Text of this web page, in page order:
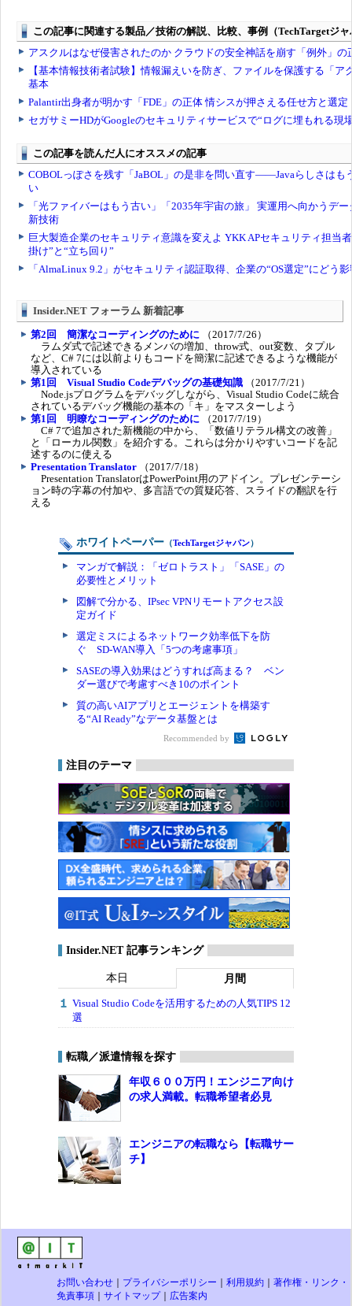
Insider.NET フォーラム 新着記事
第2回 簡潔なコーディングのために （2017/7/26）
ラムダ式で記述できるメンバの増加、throw式、out変数、タプル
など、C# 7には以前よりもコードを簡潔に記述できるような機能が
導入されている
第1回 Visual Studio Codeデバッグの基礎知識 （2017/7/21）
Node.jsプログラムをデバッグしながら、Visual Studio Codeに統合
されているデバッグ機能の基本の「キ」をマスターしよう
第1回 明瞭なコーディングのために （2017/7/19）
C# 7で追加された新機能の中から、「数値リテラル構文の改善」
と「ローカル関数」を紹介する。これらは分かりやすいコードを記
述するのに使える
Presentation Translator （2017/7/18）
Presentation TranslatorはPowerPoint用のアドイン。プレゼンテーシ
ョン時の字幕の付加や、多言語での質疑応答、スライドの翻訳を行
える
ホワイトペーパー （TechTargetジャパン）
マンガで解説：「ゼロトラスト」「SASE」の
必要性とメリット
図解で分かる、IPsec VPNリモートアクセス設
定ガイド
選定ミスによるネットワーク効率低下を防
ぐ SD-WAN導入「5つの考慮事項」
SASEの導入効果はどうすれば高まる？ ベン
ダー選びで考慮すべき10のポイント
質の高いAIアプリとエージェントを構築す
る“AI Ready”なデータ基盤とは
Recommended by
注目のテーマ
Insider.NET 記事ランキング
本日 月間
Visual Studio Codeを活用するための人気TIPS 12
選
転職／派遣情報を探す
年収６００万円！エンジニア向け
の求人満載。転職希望者必見
エンジニアの転職なら【転職サー
チ】
お問い合わせ ｜ プライバシーポリシー ｜ 利用規約 ｜ 著作権・リンク・
免責事項 ｜ サイトマップ｜ 広告案内